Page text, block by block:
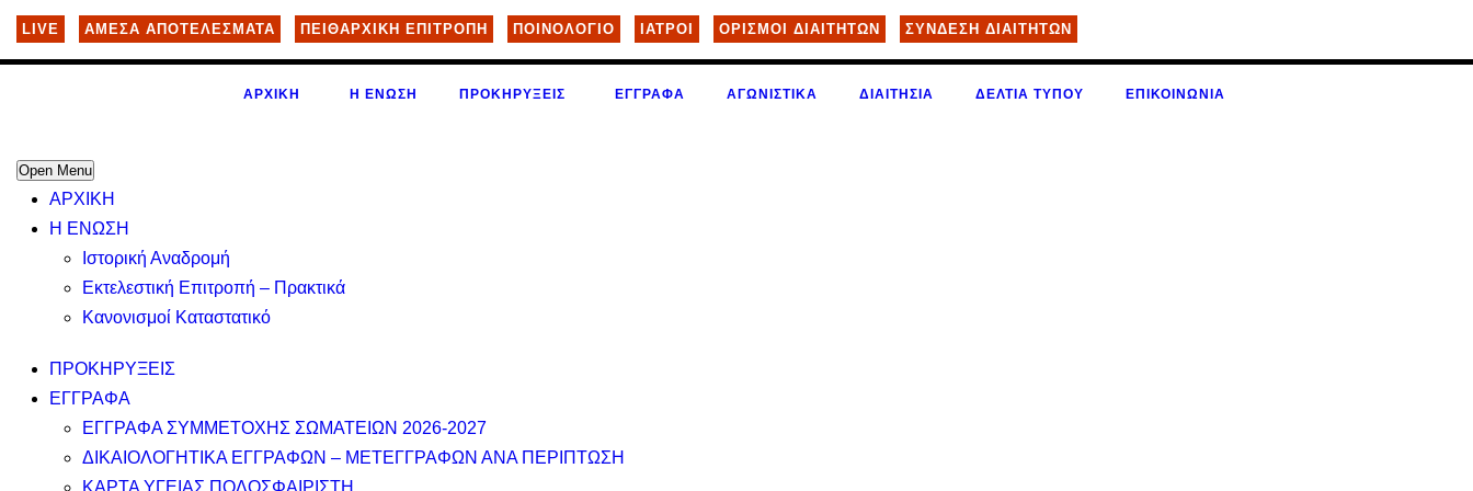
LIVE ΑΜΕΣΑ ΑΠΟΤΕΛΕΣΜΑΤΑ ΠΕΙΘΑΡΧΙΚΗ ΕΠΙΤΡΟΠΗ ΠΟΙΝΟΛΟΓΙΟ ΙΑΤΡΟΙ ΟΡΙΣΜΟΙ ΔΙΑΙΤΗΤΩΝ ΣΥΝΔΕΣΗ ΔΙΑΙΤΗΤΩΝ
ΑΡΧΙΚΗ Η ΕΝΩΣΗ ΠΡΟΚΗΡΥΞΕΙΣ ΕΓΓΡΑΦΑ ΑΓΩΝΙΣΤΙΚΑ ΔΙΑΙΤΗΣΙΑ ΔΕΛΤΙΑ ΤΥΠΟΥ ΕΠΙΚΟΙΝΩΝΊΑ
Open Menu
ΑΡΧΙΚΗ
Η ΕΝΩΣΗ
Ιστορική Αναδρομή
Εκτελεστική Επιτροπή – Πρακτικά
Κανονισμοί Καταστατικό
ΠΡΟΚΗΡΥΞΕΙΣ
ΕΓΓΡΑΦΑ
ΕΓΓΡΑΦΑ ΣΥΜΜΕΤΟΧΗΣ ΣΩΜΑΤΕΙΩΝ 2026-2027
ΔΙΚΑΙΟΛΟΓΗΤΙΚΑ ΕΓΓΡΑΦΩΝ – ΜΕΤΕΓΓΡΑΦΩΝ ΑΝΑ ΠΕΡΙΠΤΩΣΗ
ΚΑΡΤΑ ΥΓΕΙΑΣ ΠΟΔΟΣΦΑΙΡΙΣΤΗ